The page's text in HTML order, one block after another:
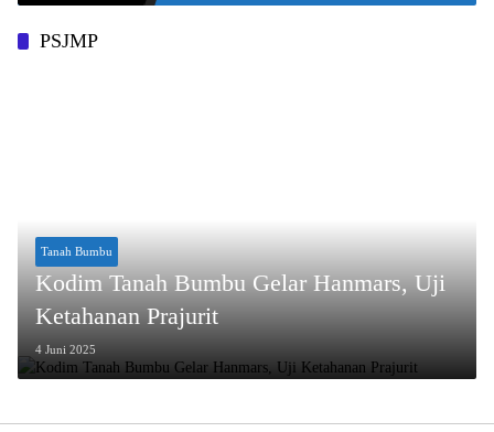
PSJMP
Tanah Bumbu
Kodim Tanah Bumbu Gelar Hanmars, Uji
Ketahanan Prajurit
4 Juni 2025